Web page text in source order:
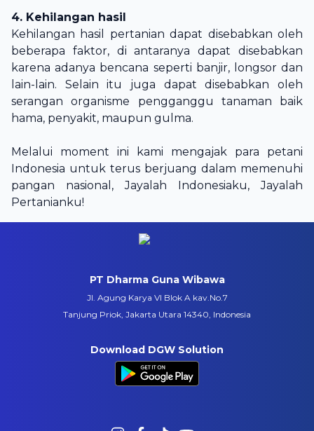
4. Kehilangan hasil
Kehilangan hasil pertanian dapat disebabkan oleh
beberapa faktor, di antaranya dapat disebabkan
karena adanya bencana seperti banjir, longsor dan
lain-lain. Selain itu juga dapat disebabkan oleh
serangan organisme pengganggu tanaman baik
hama, penyakit, maupun gulma.
Melalui moment ini kami mengajak para petani
Indonesia untuk terus berjuang dalam memenuhi
pangan nasional, Jayalah Indonesiaku, Jayalah
Pertanianku!
PT Dharma Guna Wibawa
Jl. Agung Karya VI Blok A kav.No.7
Tanjung Priok, Jakarta Utara 14340, Indonesia
Download DGW Solution